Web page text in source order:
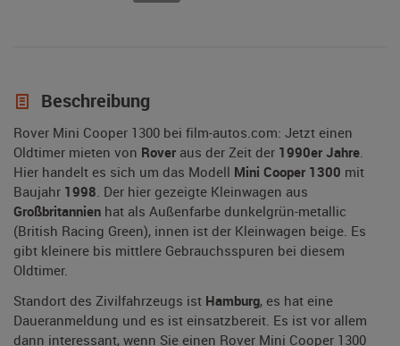
Beschreibung
Rover Mini Cooper 1300 bei film-autos.com: Jetzt einen
Oldtimer mieten von Rover aus der Zeit der 1990er Jahre.
Hier handelt es sich um das Modell Mini Cooper 1300 mit
Baujahr 1998. Der hier gezeigte Kleinwagen aus
Großbritannien hat als Außenfarbe dunkelgrün-metallic
(British Racing Green), innen ist der Kleinwagen beige. Es
gibt kleinere bis mittlere Gebrauchsspuren bei diesem
Oldtimer.
Standort des Zivilfahrzeugs ist Hamburg, es hat eine
Daueranmeldung und es ist einsatzbereit. Es ist vor allem
dann interessant, wenn Sie einen Rover Mini Cooper 1300